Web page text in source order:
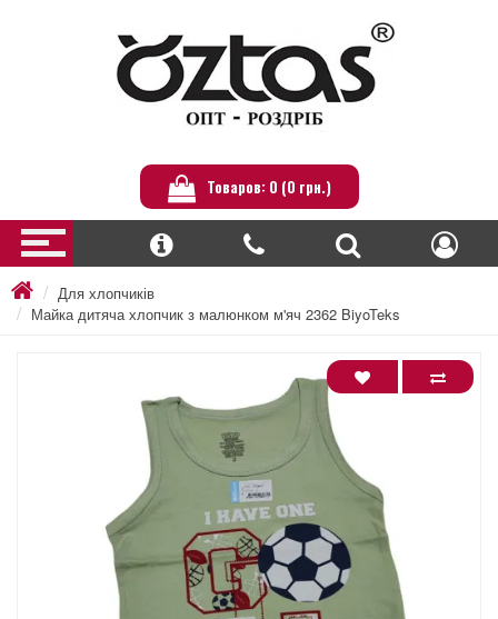
Товаров: 0 (0 грн.)
Для хлопчиків
Майка дитяча хлопчик з малюнком м'яч 2362 BiyoTeks